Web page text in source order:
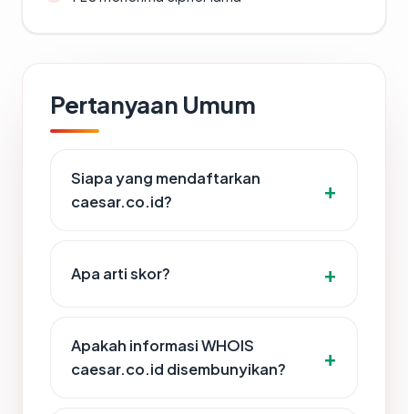
Pertanyaan Umum
Siapa yang mendaftarkan
caesar.co.id?
Apa arti skor?
Apakah informasi WHOIS
caesar.co.id disembunyikan?